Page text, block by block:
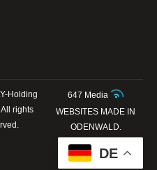
Holding
rights
647 Media
WEBSITES MADE IN
ODENWALD.
DE